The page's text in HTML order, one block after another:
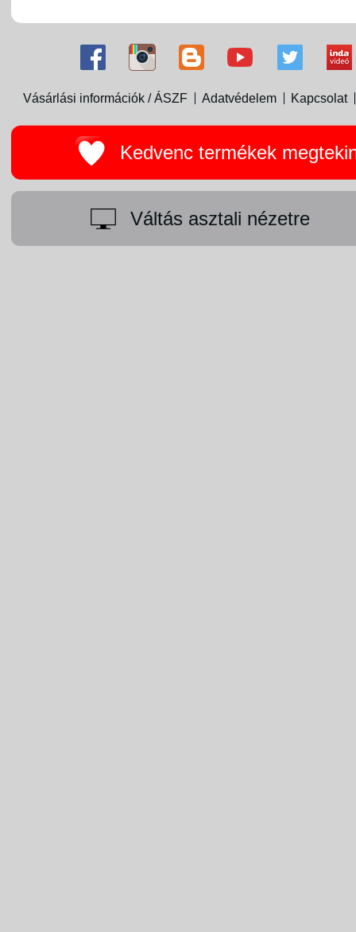
Vásárlási információk / ÁSZF Adatvédelem Kapcsolat
Kedvenc termékek
Váltás asztali nézetre